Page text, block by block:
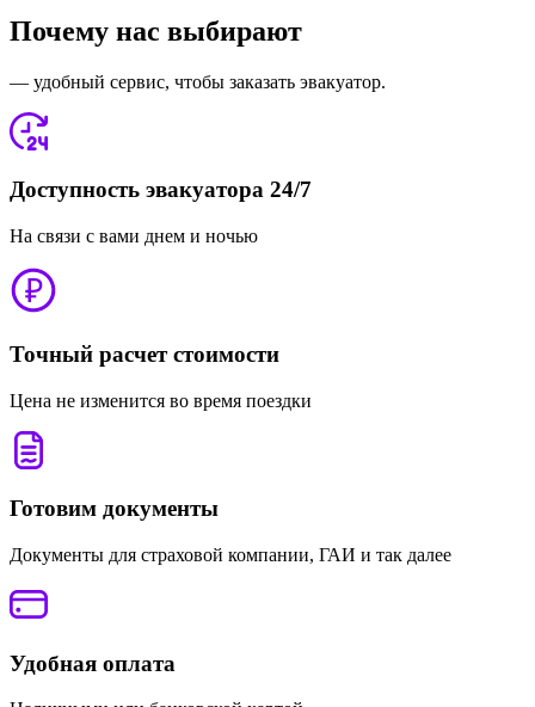
Почему нас выбирают
— удобный сервис, чтобы заказать эвакуатор.
Доступность эвакуатора 24/7
На связи с вами днем и ночью
Точный расчет стоимости
Цена не изменится во время поездки
Готовим документы
Документы для страховой компании, ГАИ и так далее
Удобная оплата